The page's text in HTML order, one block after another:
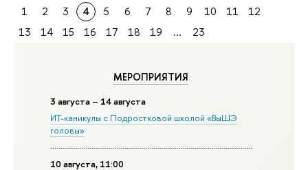
МЕРОПРИЯТИЯ
3 августа – 14 августа
ИТ-каникулы с Подростковой школой «ВыШЭ
головы»
10 августа, 11:00
1 2 3 4 5 6 7 8 9 10 11
12
13
14 15 16 17 18 19 ... 23